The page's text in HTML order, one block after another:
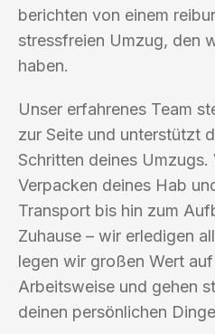
berichten von einem
stressfreien Umzug, den
haben.
Unser erfahrenes Team
zur Seite und unterstützt
Schritten deines
Verpacken deines Hab
Transport bis hin zum
Zuhause – wir erledigen
legen wir großen Wert
Arbeitsweise und gehen
deinen persönlichen